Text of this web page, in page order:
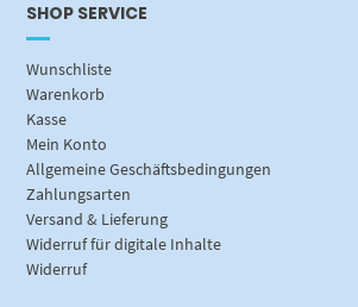
SHOP SERVICE
Wunschliste
Warenkorb
Kasse
Mein Konto
Allgemeine Geschäftsbedingungen
Zahlungsarten
Versand & Lieferung
Widerruf für digitale Inhalte
Widerruf